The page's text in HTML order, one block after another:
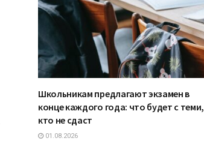
Школьникам предлагают экзамен в
конце каждого года: что будет с теми,
кто не сдаст
01.08.2026